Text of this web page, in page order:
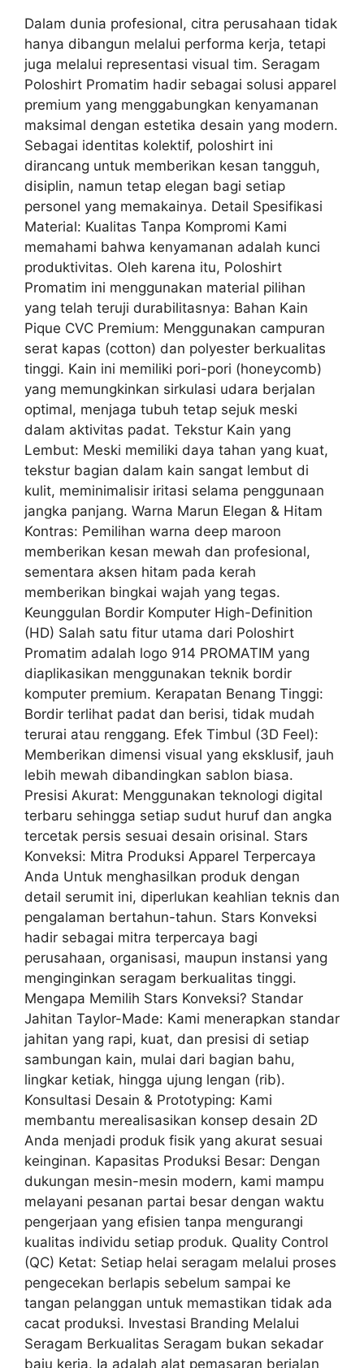
Dalam dunia profesional, citra perusahaan tidak
hanya dibangun melalui performa kerja, tetapi
juga melalui representasi visual tim. Seragam
Poloshirt Promatim hadir sebagai solusi apparel
premium yang menggabungkan kenyamanan
maksimal dengan estetika desain yang modern.
Sebagai identitas kolektif, poloshirt ini
dirancang untuk memberikan kesan tangguh,
disiplin, namun tetap elegan bagi setiap
personel yang memakainya. Detail Spesifikasi
Material: Kualitas Tanpa Kompromi Kami
memahami bahwa kenyamanan adalah kunci
produktivitas. Oleh karena itu, Poloshirt
Promatim ini menggunakan material pilihan
yang telah teruji durabilitasnya: Bahan Kain
Pique CVC Premium: Menggunakan campuran
serat kapas (cotton) dan polyester berkualitas
tinggi. Kain ini memiliki pori-pori (honeycomb)
yang memungkinkan sirkulasi udara berjalan
optimal, menjaga tubuh tetap sejuk meski
dalam aktivitas padat. Tekstur Kain yang
Lembut: Meski memiliki daya tahan yang kuat,
tekstur bagian dalam kain sangat lembut di
kulit, meminimalisir iritasi selama penggunaan
jangka panjang. Warna Marun Elegan & Hitam
Kontras: Pemilihan warna deep maroon
memberikan kesan mewah dan profesional,
sementara aksen hitam pada kerah
memberikan bingkai wajah yang tegas.
Keunggulan Bordir Komputer High-Definition
(HD) Salah satu fitur utama dari Poloshirt
Promatim adalah logo 914 PROMATIM yang
diaplikasikan menggunakan teknik bordir
komputer premium. Kerapatan Benang Tinggi:
Bordir terlihat padat dan berisi, tidak mudah
terurai atau renggang. Efek Timbul (3D Feel):
Memberikan dimensi visual yang eksklusif, jauh
lebih mewah dibandingkan sablon biasa.
Presisi Akurat: Menggunakan teknologi digital
terbaru sehingga setiap sudut huruf dan angka
tercetak persis sesuai desain orisinal. Stars
Konveksi: Mitra Produksi Apparel Terpercaya
Anda Untuk menghasilkan produk dengan
detail serumit ini, diperlukan keahlian teknis dan
pengalaman bertahun-tahun. Stars Konveksi
hadir sebagai mitra terpercaya bagi
perusahaan, organisasi, maupun instansi yang
menginginkan seragam berkualitas tinggi.
Mengapa Memilih Stars Konveksi? Standar
Jahitan Taylor-Made: Kami menerapkan standar
jahitan yang rapi, kuat, dan presisi di setiap
sambungan kain, mulai dari bagian bahu,
lingkar ketiak, hingga ujung lengan (rib).
Konsultasi Desain & Prototyping: Kami
membantu merealisasikan konsep desain 2D
Anda menjadi produk fisik yang akurat sesuai
keinginan. Kapasitas Produksi Besar: Dengan
dukungan mesin-mesin modern, kami mampu
melayani pesanan partai besar dengan waktu
pengerjaan yang efisien tanpa mengurangi
kualitas individu setiap produk. Quality Control
(QC) Ketat: Setiap helai seragam melalui proses
pengecekan berlapis sebelum sampai ke
tangan pelanggan untuk memastikan tidak ada
cacat produksi. Investasi Branding Melalui
Seragam Berkualitas Seragam bukan sekadar
baju kerja. Ia adalah alat pemasaran berjalan